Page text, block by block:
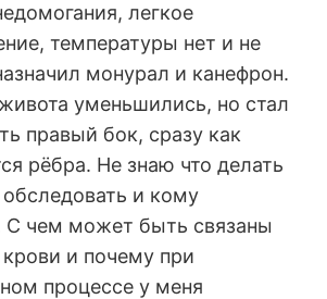
легкое
температуры нет и не
монурал и канефрон.
уменьшились, но стал
правый бок, сразу как
рёбра. Не знаю что делать
и кому
С чем может быть связаны
и почему при
процессе у меня